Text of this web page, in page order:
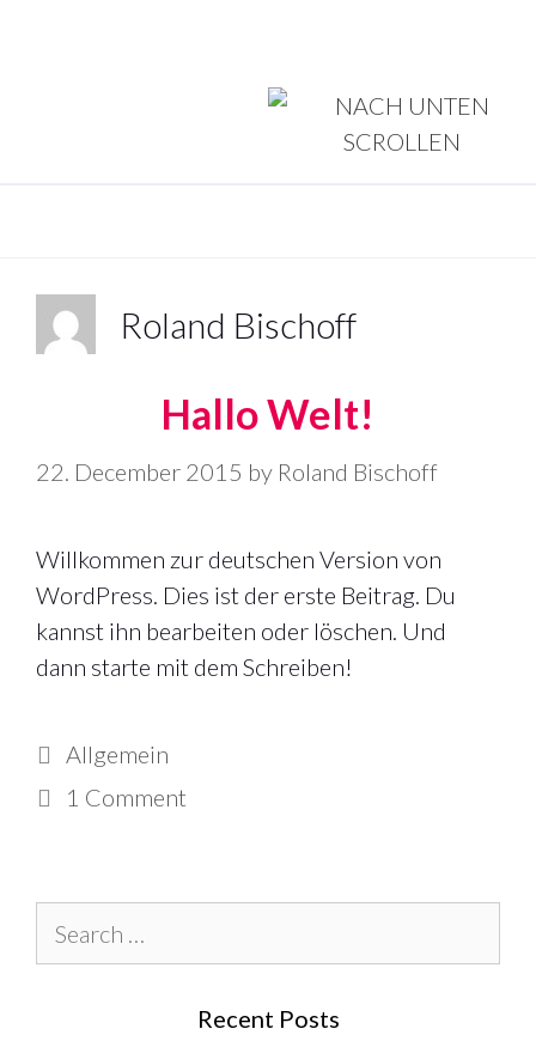
Roland Bischoff
Hallo Welt!
22. December 2015 by Roland Bischoff
Willkommen zur deutschen Version von
WordPress. Dies ist der erste Beitrag. Du
kannst ihn bearbeiten oder löschen. Und
dann starte mit dem Schreiben!
Categories
Allgemein
1 Comment
for:
Recent Posts